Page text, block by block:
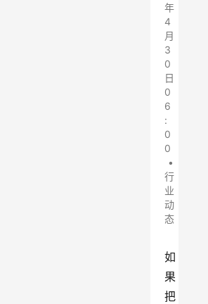
年
4
月
3
0
日
0
6
:
0
0
•
行
业
动
态
如
果
把